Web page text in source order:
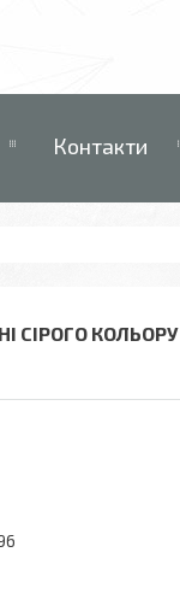
Контакти
СІРОГО КОЛЬОРУ